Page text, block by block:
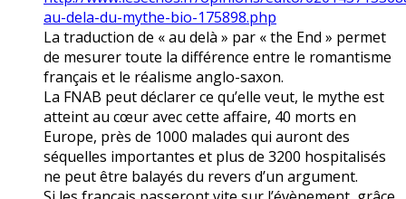
au-dela-du-mythe-bio-175898.php
La traduction de « au delà » par « the End » permet
de mesurer toute la différence entre le romantisme
français et le réalisme anglo-saxon.
La FNAB peut déclarer ce qu’elle veut, le mythe est
atteint au cœur avec cette affaire, 40 morts en
Europe, près de 1000 malades qui auront des
séquelles importantes et plus de 3200 hospitalisés
ne peut être balayés du revers d’un argument.